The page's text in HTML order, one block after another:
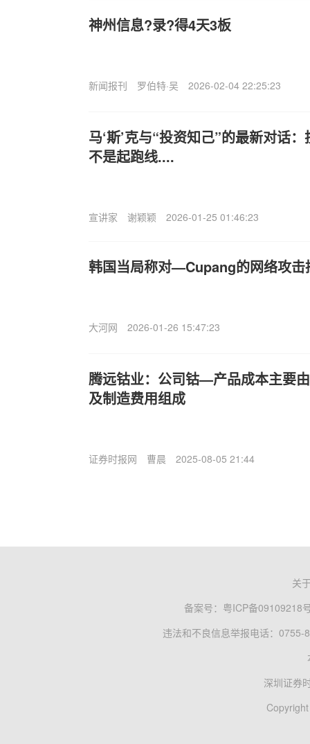
神州信息?录?得4天3板
新闻报刊 罗伯特·吴 2026-02-04 22:25:23
马‘斯’克与“投资知己”的最新对话
不是起跑线....
宣讲家 谢颖颖 2026-01-25 01:46:23
韩国当局称对—Cupang的网络攻击
大河网 2026-01-26 15:47:23
腾远钴业：公司钴—产品成本主要
及制造费用组成
证券时报网 曹晨 2025-08-05 21:44
关
备案号： 粤ICP备09109218
违法和不良信息举报电话：0755-
深圳证券